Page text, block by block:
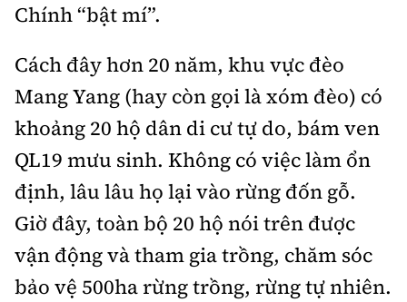
Chính “bật mí”.
Cách đây hơn 20 năm, khu vực đèo
Mang Yang (hay còn gọi là xóm đèo) có
khoảng 20 hộ dân di cư tự do, bám ven
QL19 mưu sinh. Không có việc làm ổn
định, lâu lâu họ lại vào rừng đốn gỗ.
Giờ đây, toàn bộ 20 hộ nói trên được
vận động và tham gia trồng, chăm sóc
bảo vệ 500ha rừng trồng, rừng tự nhiên.